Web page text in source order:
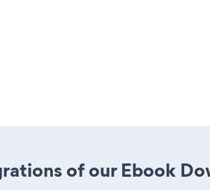
of our Ebook